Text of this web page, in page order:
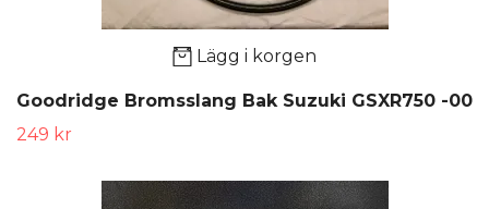
Lägg i korgen
Goodridge Bromsslang Bak Suzuki GSXR750 -00
249 kr